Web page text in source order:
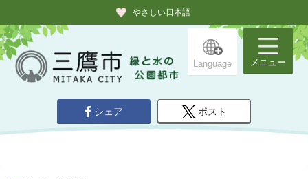
やさしい日本語
Language メニュー
シェア ポスト